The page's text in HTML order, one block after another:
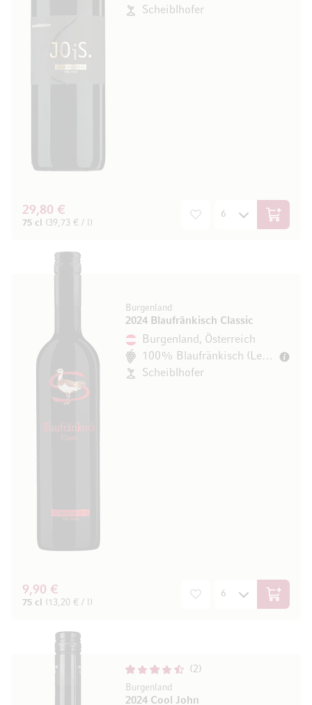
Scheiblhofer
29,80 €
75 cl (39,73 € / l) In den
Burgenland
2024 Blaufränkisch Classic
Burgenland, Österreich
100% Blaufränkisch (Lemberger)
Scheiblhofer
9,90 €
75 cl (13,20 € / l) In den
2
Burgenland
2024 Cool John